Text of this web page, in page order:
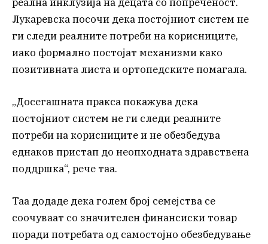
Лукаревска посочи дека постојниот систем не
ги следи реалните потреби на корисниците,
иако формално постојат механизми како
позитивната листа и ортопедските помагала.
„Досегашната пракса покажува дека
постојниот систем не ги следи реалните
потреби на корисниците и не обезбедува
еднаков пристап до неопходната здравствена
поддршка“, рече таа.
Таа додаде дека голем број семејства се
соочуваат со значителен финансиски товар
поради потребата од самостојно обезбедување